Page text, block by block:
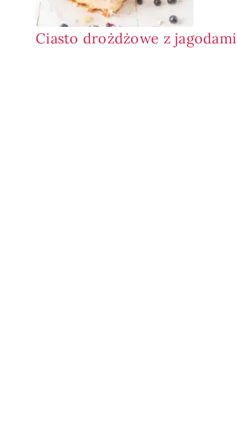
Ciasto drożdżowe z jagodami